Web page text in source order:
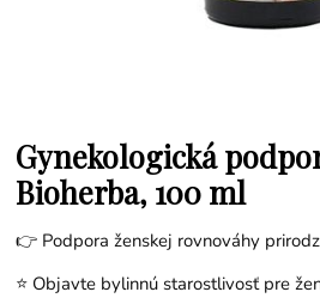
Gynekologická
Bioherba, 100 ml
👉 Podpora ženskej rovnováhy
⭐ Objavte bylinnú starostlivosť pre